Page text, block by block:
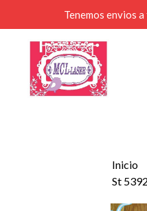
Tenemos envios
Inicio
St